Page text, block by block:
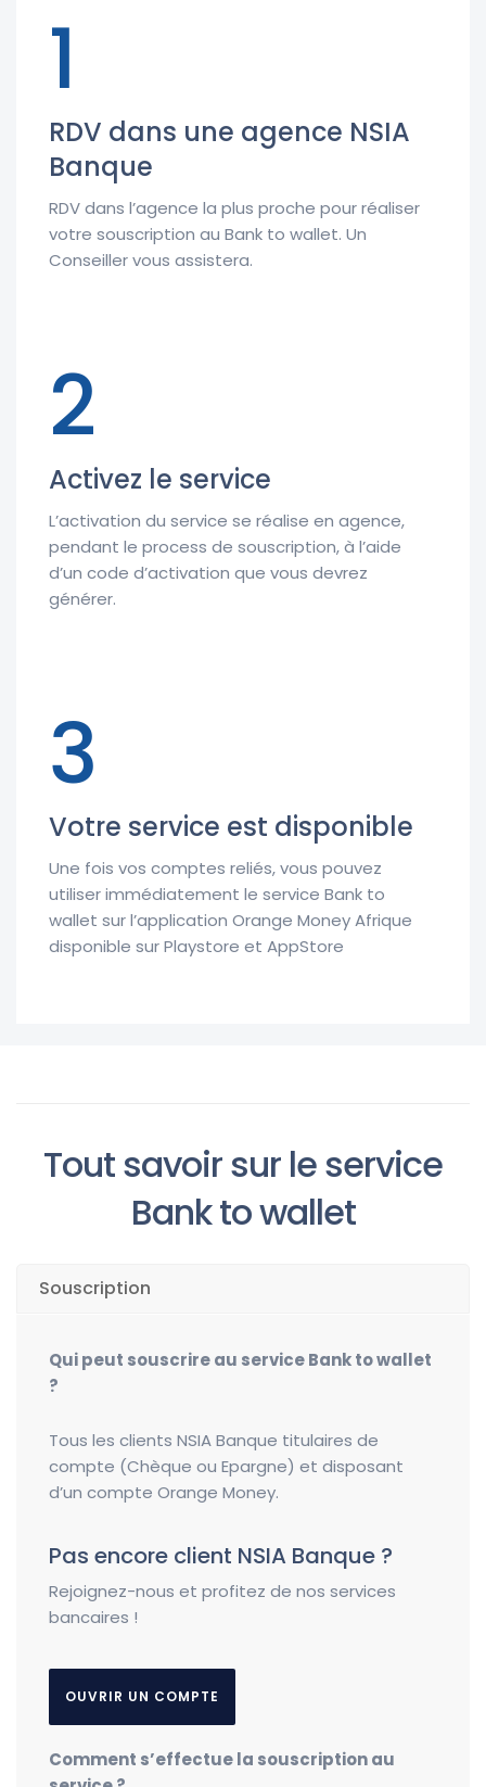
1
RDV dans une agence NSIA
Banque
RDV dans l’agence la plus proche pour réaliser
votre souscription au Bank to wallet. Un
Conseiller vous assistera.
2
Activez le service
L’activation du service se réalise en agence,
pendant le process de souscription, à l’aide
d’un code d’activation que vous devrez
générer.
3
Votre service est disponible
Une fois vos comptes reliés, vous pouvez
utiliser immédiatement le service Bank to
wallet sur l’application Orange Money Afrique
disponible sur Playstore et AppStore
Tout savoir sur le service
Bank to wallet
Souscription
Qui peut souscrire au service Bank to wallet
?
Tous les clients NSIA Banque titulaires de
compte (Chèque ou Epargne) et disposant
d’un compte Orange Money.
Pas encore client NSIA Banque ?
Rejoignez-nous et profitez de nos services
bancaires !
OUVRIR UN COMPTE
Comment s’effectue la souscription au